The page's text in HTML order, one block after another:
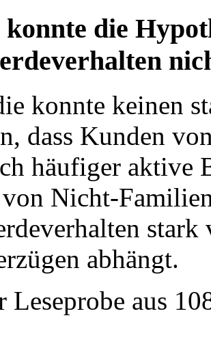
die
konnte keinen
dass Kunden
häufiger aktive
Nicht-
abhängt.
Leseprobe aus